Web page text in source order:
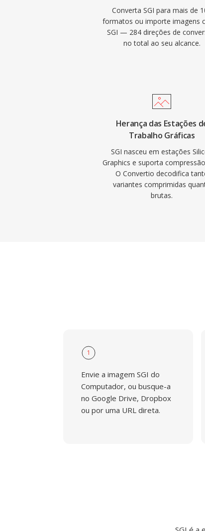
Converta SGI para mais de
formatos ou importe imagens
SGI — 284 direções de
no total ao seu alcance.
Herança das Estações
Trabalho Gráficas
SGI nasceu em estações
Graphics e suporta compressão
O Convertio decodifica
variantes comprimidas
brutas.
1
Envie a imagem SGI do
Computador, ou busque-a
no Google Drive, Dropbox
ou por uma URL direta.